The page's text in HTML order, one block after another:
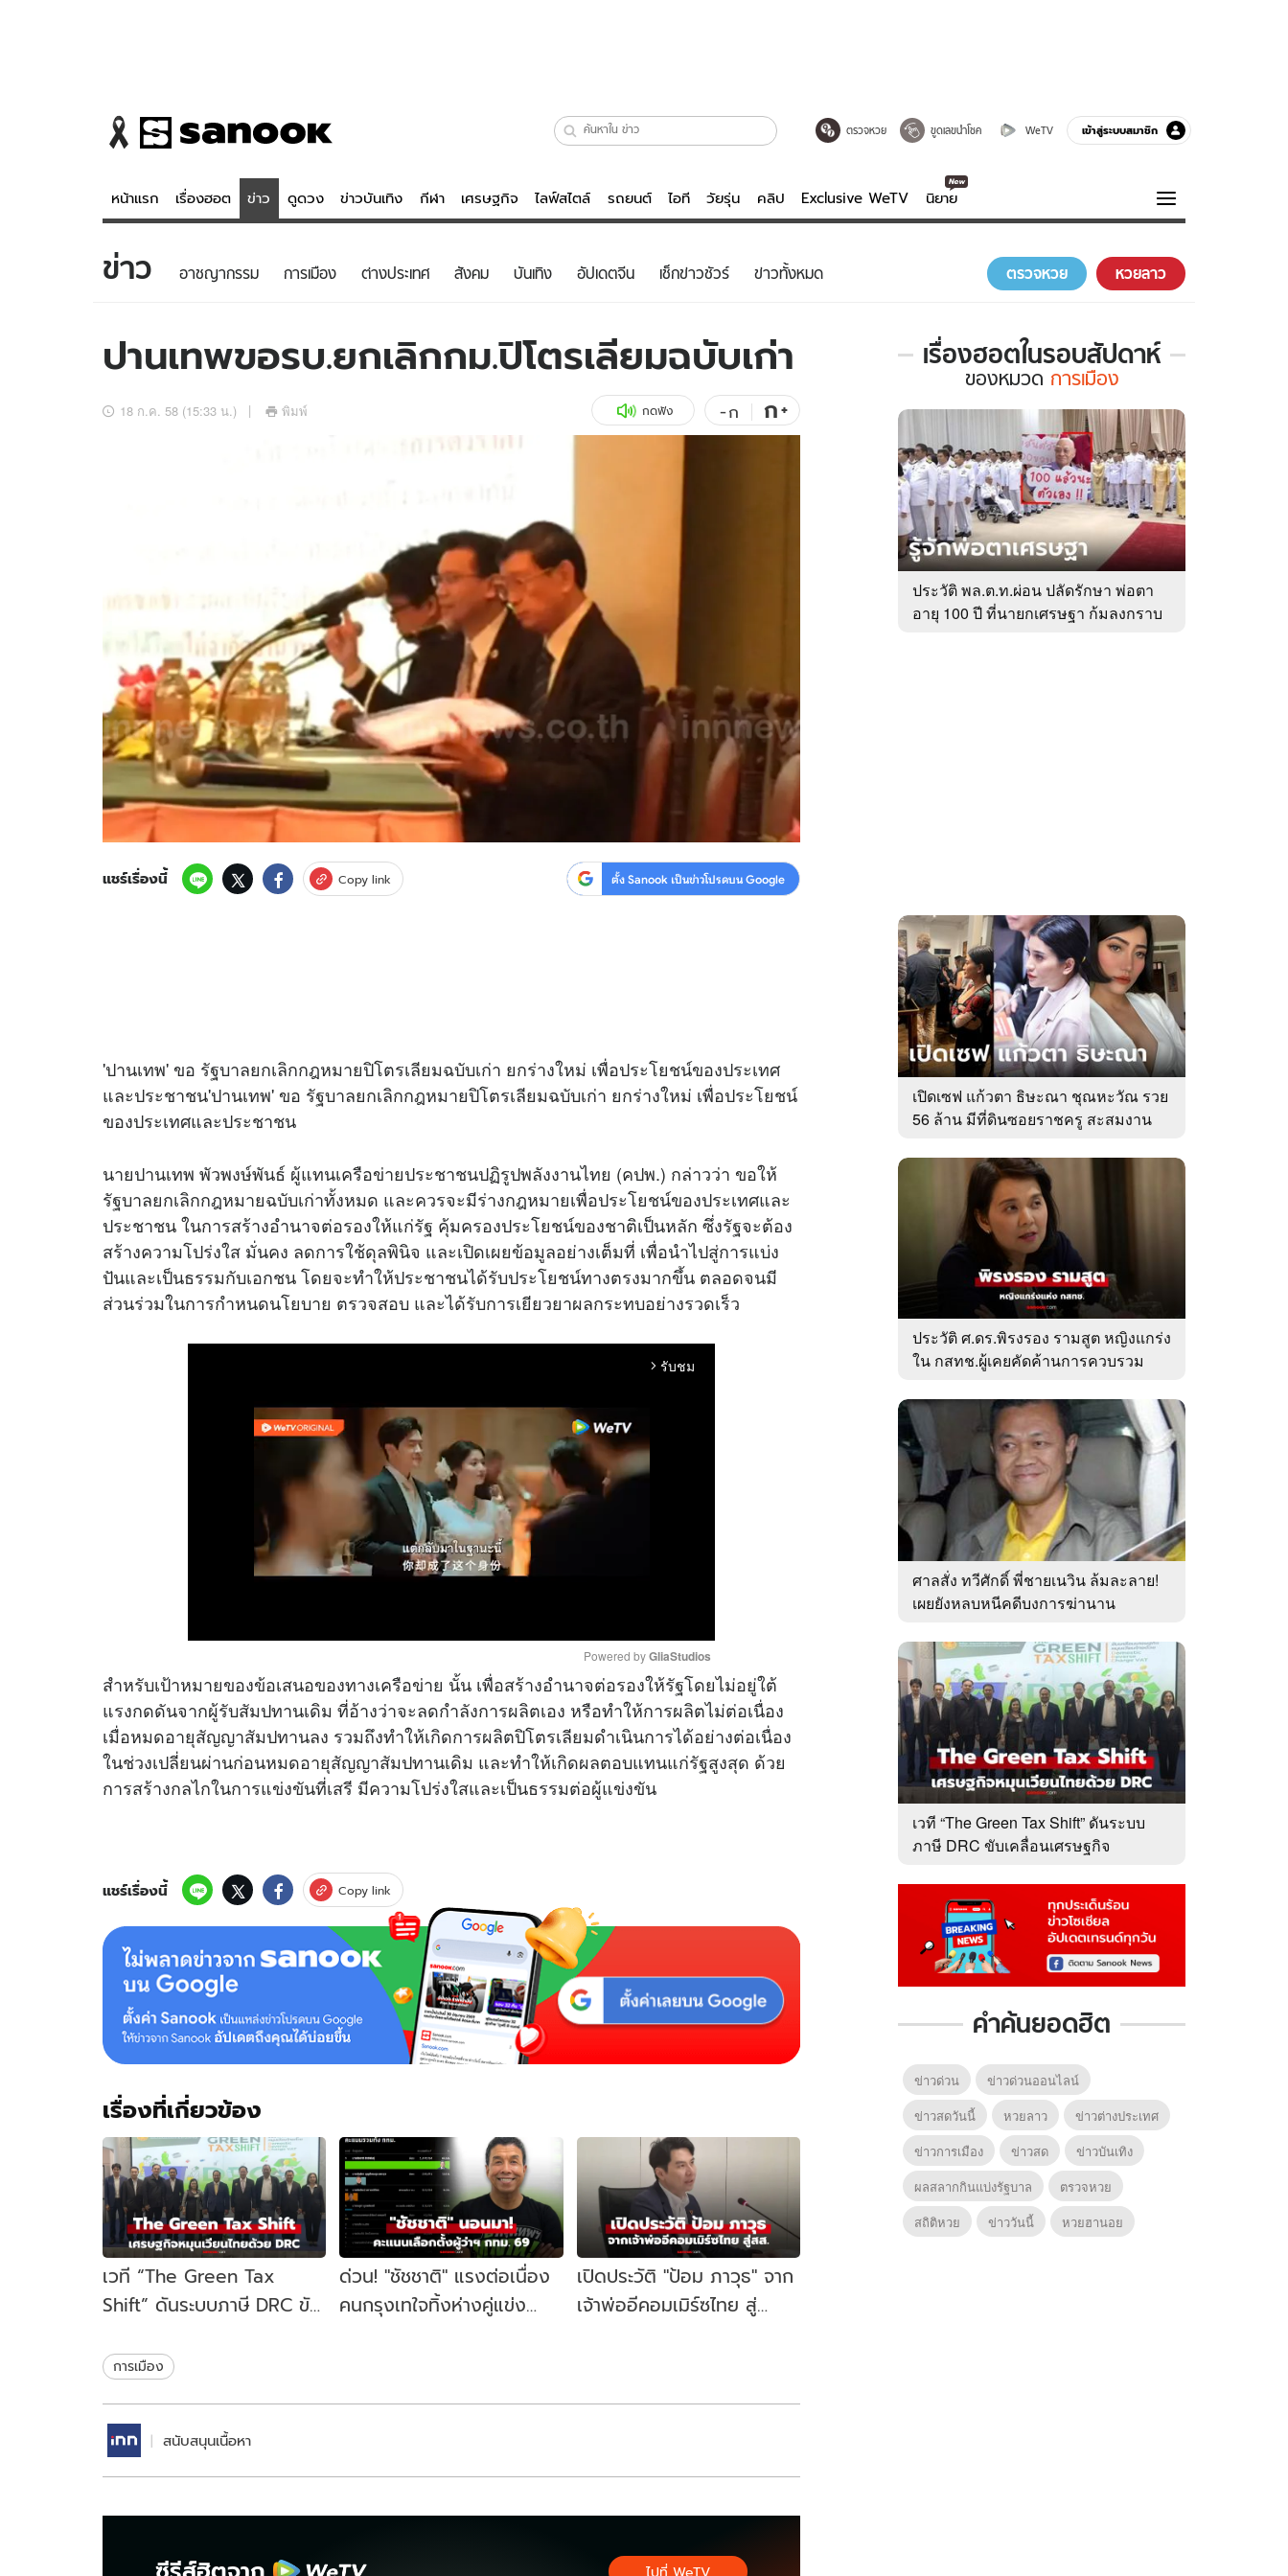
ตรวจหวย ขูดเลขนำโชค WeTV เข้าสู่ระบบสมาชิก
หน้าแรก เรื่องฮอต ข่าว ดูดวง ข่าวบันเทิง กีฬา เศรษฐกิจ ไลฟ์สไตล์ รถยนต์ ไอที วัยรุ่น คลิป Exclusive WeTV นิยาย
ข่าว
ข่าวบันเทิง
ดูดวง - ตรวจหวย
สถิติหวยไทย
ไลฟ์สไตล์
วัยรุ่น
รถยนต์
Tasteful Thailand
Sanook Choice
บันเทิงครบรส
เกมส์
คลิป
พอดแคสต์
ความรู้รอบตัว
ฮาวทู
ดาวน์โหลดสนุกแอปฟรี ติดตามสนุกโซเชียลได้ที่
สงวนลิขสิทธิ์ © 2569บริษัท อิมเมจ ฟิวเจอร์ (ประเทศไทย) จำกัด
ข่าว อาชญากรรม การเมือง ต่างประเทศ สังคม บันเทิง อัปเดตจีน เช็กข่าวชัวร์ ข่าวทั้งหมด ตรวจหวย หวยลาว
ปานเทพขอรบ.ยกเลิกกม.ปิโตรเลียมฉบับเก่า
18 ก.ค. 58 (15:33 น.) พิมพ์ กดฟัง -ก ก+
แชร์เรื่องนี้ Copy link ตั้ง Sanook เป็นข่าวโปรดบน Google
'ปานเทพ' ขอ รัฐบาลยกเลิกกฎหมายปิโตรเลียมฉบับเก่า ยกร่างใหม่ เพื่อประโยชน์ของประเทศ
และประชาชน'ปานเทพ' ขอ รัฐบาลยกเลิกกฎหมายปิโตรเลียมฉบับเก่า ยกร่างใหม่ เพื่อประโยชน์
ของประเทศและประชาชน
นายปานเทพ พัวพงษ์พันธ์ ผู้แทนเครือข่ายประชาชนปฏิรูปพลังงานไทย (คปพ.) กล่าวว่า ขอให้
รัฐบาลยกเลิกกฎหมายฉบับเก่าทั้งหมด และควรจะมีร่างกฎหมายเพื่อประโยชน์ของประเทศและ
ประชาชน ในการสร้างอำนาจต่อรองให้แก่รัฐ คุ้มครองประโยชน์ของชาติเป็นหลัก ซึ่งรัฐจะต้อง
สร้างความโปร่งใส มั่นคง ลดการใช้ดุลพินิจ และเปิดเผยข้อมูลอย่างเต็มที่ เพื่อนำไปสู่การแบ่ง
ปันและเป็นธรรมกับเอกชน โดยจะทำให้ประชาชนได้รับประโยชน์ทางตรงมากขึ้น ตลอดจนมี
ส่วนร่วมในการกำหนดนโยบาย ตรวจสอบ และได้รับการเยียวยาผลกระทบอย่างรวดเร็ว
arrow_forward_ios รับชม
M
u
t
e
Powered by GliaStudios
สำหรับเป้าหมายของข้อเสนอของทางเครือข่าย นั้น เพื่อสร้างอำนาจต่อรองให้รัฐโดยไม่อยู่ใต้
แรงกดดันจากผู้รับสัมปทานเดิม ที่อ้างว่าจะลดกำลังการผลิตเอง หรือทำให้การผลิตไม่ต่อเนื่อง
เมื่อหมดอายุสัญญาสัมปทานลง รวมถึงทำให้เกิดการผลิตปิโตรเลียมดำเนินการได้อย่างต่อเนื่อง
ในช่วงเปลี่ยนผ่านก่อนหมดอายุสัญญาสัมปทานเดิม และทำให้เกิดผลตอบแทนแก่รัฐสูงสุด ด้วย
การสร้างกลไกในการแข่งขันที่เสรี มีความโปร่งใสและเป็นธรรมต่อผู้แข่งขัน
แชร์เรื่องนี้ Copy link
เรื่องที่เกี่ยวข้อง
เวที “The Green Tax
Shift” ดันระบบภาษี DRC ขับ
ไทย
ด่วน! "ชัชชาติ" แรงต่อเนื่อง
คนกรุงเทใจทิ้งห่างคู่แข่ง
เปิดประวัติ "ป้อม ภาวุธ" จาก
เจ้าพ่ออีคอมเมิร์ซไทย สู่
การเมือง
สนับสนุนเนื้อหา
เรื่องฮอตในรอบสัปดาห์
เรื่อง
ใน
สัปดาห์
ของ
หมวด
การเมือง
ของหมวด การเมือง
ประวัติ พล.ต.ท.ผ่อน ปลัดรักษา พ่อตา
อายุ 100 ปี ที่นายกเศรษฐา ก้มลงกราบ
เปิดเซฟ แก้วตา ธิษะณา ชุณหะวัณ รวย
56 ล้าน มีที่ดินซอยราชครู สะสมงาน
ประวัติ ศ.ดร.พิรงรอง รามสูต หญิงแกร่ง
ใน กสทช.ผู้เคยคัดค้านการควบรวม
ศาลสั่ง ทวีศักดิ์ พี่ชายเนวิน ล้มละลาย!
เผยยังหลบหนีคดีบงการฆ่านาน
เวที “The Green Tax Shift” ดันระบบ
ภาษี DRC ขับเคลื่อนเศรษฐกิจ
คำค้นยอดฮิต
ข่าวด่วน
ข่าวด่วนออนไลน์
ข่าวสดวันนี้
หวยลาว
ข่าวต่างประเทศ
ข่าวการเมือง
ข่าวสด
ข่าวบันเทิง
ผลสลากกินแบ่งรัฐบาล
ตรวจหวย
สถิติหวย
ข่าววันนี้ หวยฮานอย